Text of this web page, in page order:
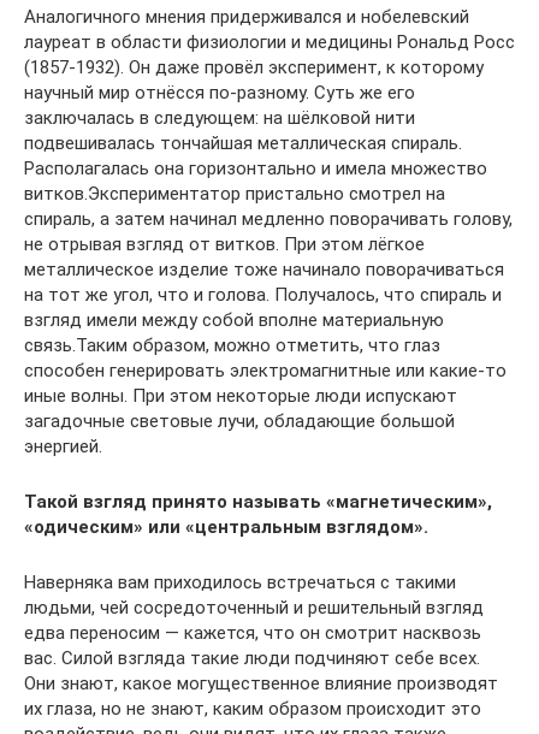
Аналогичного мнения придерживался и нобелевский
лауреат в области физиологии и медицины Рональд Росс
(1857-1932). Он даже провёл эксперимент, к которому
научный мир отнёсся по-разному. Суть же его
заключалась в следующем: на шёлковой нити
подвешивалась тончайшая металлическая спираль.
Располагалась она горизонтально и имела множество
витков.Экспериментатор пристально смотрел на
спираль, а затем начинал медленно поворачивать голову,
не отрывая взгляд от витков. При этом лёгкое
металлическое изделие тоже начинало поворачиваться
на тот же угол, что и голова. Получалось, что спираль и
взгляд имели между собой вполне материальную
связь.Таким образом, можно отметить, что глаз
способен генерировать электромагнитные или какие-то
иные волны. При этом некоторые люди испускают
загадочные световые лучи, обладающие большой
энергией.
Такой взгляд принято называть «магнетическим»,
«одическим» или «центральным взглядом».
Наверняка вам приходилось встречаться с такими
людьми, чей сосредоточенный и решительный взгляд
едва переносим — кажется, что он смотрит насквозь
вас. Силой взгляда такие люди подчиняют себе всех.
Они знают, какое могущественное влияние производят
их глаза, но не знают, каким образом происходит это